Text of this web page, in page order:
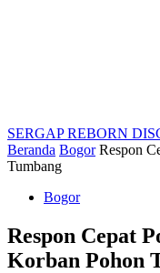
SERGAP REBORN
Beranda Bogor Respon
Tumbang
Bogor
Respon Cepat
Korban Pohon